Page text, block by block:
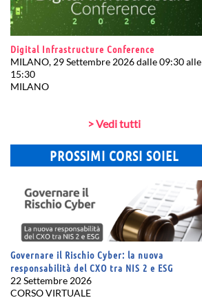
Digital Infrastructure Conference
MILANO, 29 Settembre 2026 dalle 09:30 alle
15:30
MILANO
> Vedi tutti
PROSSIMI CORSI SOIEL
Governare il Rischio Cyber: la nuova
responsabilità del CXO tra NIS 2 e ESG
22 Settembre 2026
CORSO VIRTUALE